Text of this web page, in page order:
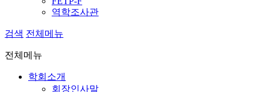
역학조사관
검색 전체메뉴
전체메뉴
학회소개
회장인사말